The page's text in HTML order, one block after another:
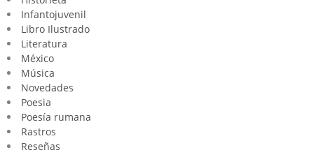
Infantojuvenil
Libro Ilustrado
Literatura
México
Música
Novedades
Poesia
Poesía rumana
Rastros
Reseñas